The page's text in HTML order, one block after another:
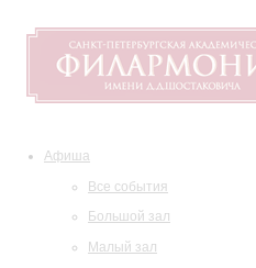
Афиша
Все события
Большой зал
Малый зал